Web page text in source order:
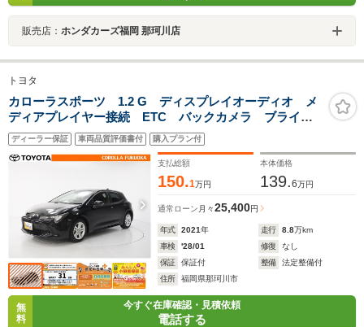
販売店： ホンダカーズ福岡 那珂川店
トヨタ
カローラスポーツ 1.2 G ディスプレイオーディオ メ
ディアプレイヤー接続 ETC バックカメラ ブライン
ドスポットモニター クルーズコントロール スマート
キー イモビライザー 純正アルミ LEDヘッドライ
ト アイドリングSTOP
ディーラー保証 車両品質評価書付 購入プラン付
支払総額
150.1万円
本体価格
139.6万円
通常ローン 月々25,400円
年式 2021年 走行 8.8万km
車検
'28/01 修復
なし
保証
保証付 整備
法定整備付
住所
福岡県那珂川市
無
料
今すぐ在庫確認・見積依頼
電話する